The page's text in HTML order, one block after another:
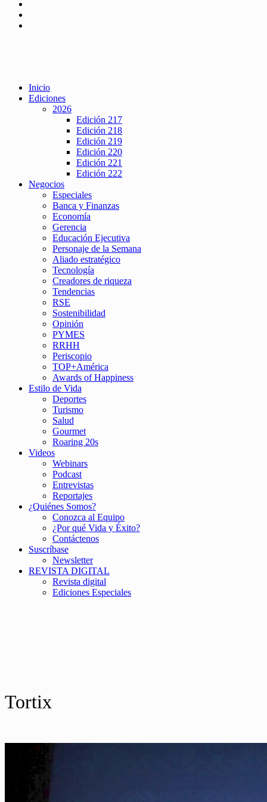
Inicio
Ediciones
2026
Edición 217
Edición 218
Edición 219
Edición 220
Edición 221
Edición 222
Negocios
Especiales
Banca y Finanzas
Economía
Gerencia
Educación Ejecutiva
Personaje de la Semana
Aliado estratégico
Tecnología
Creadores de riqueza
Tendencias
RSE
Sostenibilidad
Opinión
PYMES
RRHH
Periscopio
TOP+América
Awards of Happiness
Estilo de Vida
Deportes
Turismo
Salud
Gourmet
Roaring 20s
Videos
Webinars
Podcast
Entrevistas
Reportajes
¿Quiénes Somos?
Conozca al Equipo
¿Por qué Vida y Éxito?
Contáctenos
Suscríbase
Newsletter
REVISTA DIGITAL
Revista digital
Ediciones Especiales
Tortix